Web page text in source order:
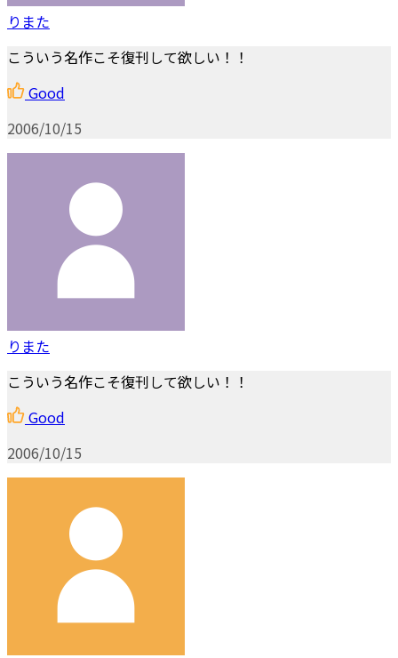
りまた
こういう名作こそ復刊して欲しい！！
Good
2006/10/15
りまた
こういう名作こそ復刊して欲しい！！
Good
2006/10/15